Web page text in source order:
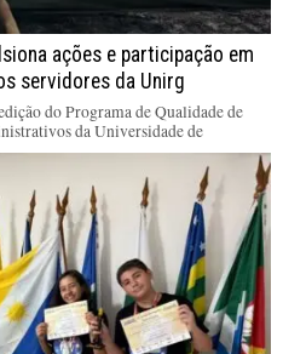
ações e participação em
servidores da Unirg
do Programa de Qualidade de
da Universidade de